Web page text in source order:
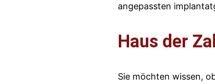
angepassten
Haus der
Sie möchten wissen,